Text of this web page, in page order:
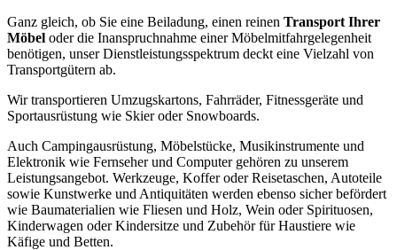
Ganz gleich, ob Sie eine Beiladung, einen reinen Transport Ihrer
Möbel oder die Inanspruchnahme einer Möbelmitfahrgelegenheit
benötigen, unser Dienstleistungsspektrum deckt eine Vielzahl von
Transportgütern ab.
Wir transportieren Umzugskartons, Fahrräder, Fitnessgeräte und
Sportausrüstung wie Skier oder Snowboards.
Auch Campingausrüstung, Möbelstücke, Musikinstrumente und
Elektronik wie Fernseher und Computer gehören zu unserem
Leistungsangebot. Werkzeuge, Koffer oder Reisetaschen, Autoteile
sowie Kunstwerke und Antiquitäten werden ebenso sicher befördert
wie Baumaterialien wie Fliesen und Holz, Wein oder Spirituosen,
Kinderwagen oder Kindersitze und Zubehör für Haustiere wie
Käfige und Betten.